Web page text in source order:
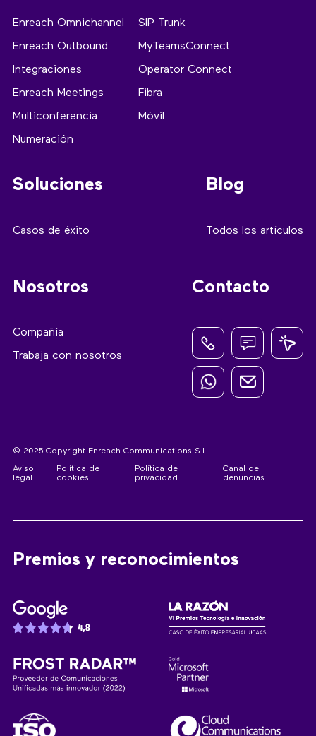
Enreach Omnichannel
Enreach Outbound
Integraciones
Enreach Meetings
Multiconferencia
Numeración
SIP Trunk
MyTeamsConnect
Operator Connect
Fibra
Móvil
Soluciones
Casos de éxito
Blog
Todos los artículos
Nosotros
Compañía
Trabaja con nosotros
Contacto
© 2025 Copyright Enreach Communications S.L
Aviso
legal
Política de
cookies
Política de
privacidad
Canal de
denuncias
Premios y reconocimientos